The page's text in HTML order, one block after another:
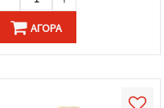
ΑΓΟΡΆ